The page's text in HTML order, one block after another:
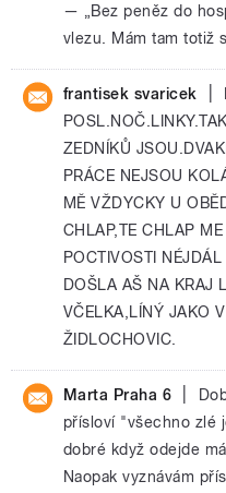
— „Bez peněz do
vlezu. Mám tam totiž
frantisek svaricek
ZEDNÍKŮ
PRÁCE NEJSOU
MĚ VŽDYCKY U
CHLAP,TE CHLAP
POCTIVOSTI
DOŠLA AŠ NA KRAJ
VČELKA,LÍNÝ JAKO
ŽIDLOCHOVIC.
Marta Praha 6
přísloví "všechno zlé
dobré když odejde
Naopak vyznávám